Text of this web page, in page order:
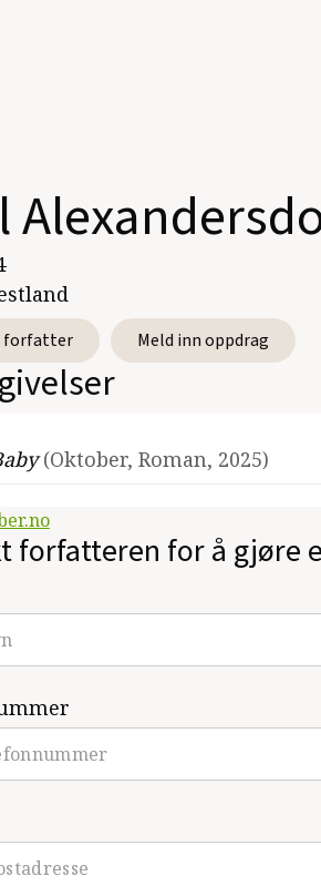
forfatter Meld inn oppdrag
(Oktober, Roman, 2025)
forfatteren for å gjøre